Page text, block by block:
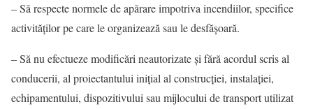
– Să respecte normele de apărare impotriva incendiilor, specifice
activităţilor pe care le organizează sau le desfăşoară.
– Să nu efectueze modificări neautorizate şi fără acordul scris al
conducerii, al proiectantului iniţial al construcţiei, instalaţiei,
echipamentului, dispozitivului sau mijlocului de transport utilizat